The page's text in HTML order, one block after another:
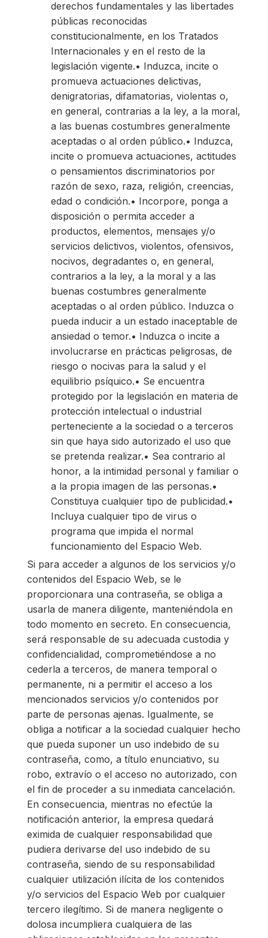
derechos fundamentales y las libertades
públicas reconocidas
constitucionalmente, en los Tratados
Internacionales y en el resto de la
legislación vigente.• Induzca, incite o
promueva actuaciones delictivas,
denigratorias, difamatorias, violentas o,
en general, contrarias a la ley, a la moral,
a las buenas costumbres generalmente
aceptadas o al orden público.• Induzca,
incite o promueva actuaciones, actitudes
o pensamientos discriminatorios por
razón de sexo, raza, religión, creencias,
edad o condición.• Incorpore, ponga a
disposición o permita acceder a
productos, elementos, mensajes y/o
servicios delictivos, violentos, ofensivos,
nocivos, degradantes o, en general,
contrarios a la ley, a la moral y a las
buenas costumbres generalmente
aceptadas o al orden público. Induzca o
pueda inducir a un estado inaceptable de
ansiedad o temor.• Induzca o incite a
involucrarse en prácticas peligrosas, de
riesgo o nocivas para la salud y el
equilibrio psíquico.• Se encuentra
protegido por la legislación en materia de
protección intelectual o industrial
perteneciente a la sociedad o a terceros
sin que haya sido autorizado el uso que
se pretenda realizar.• Sea contrario al
honor, a la intimidad personal y familiar o
a la propia imagen de las personas.•
Constituya cualquier tipo de publicidad.•
Incluya cualquier tipo de virus o
programa que impida el normal
funcionamiento del Espacio Web.
Si para acceder a algunos de los servicios y/o
contenidos del Espacio Web, se le
proporcionara una contraseña, se obliga a
usarla de manera diligente, manteniéndola en
todo momento en secreto. En consecuencia,
será responsable de su adecuada custodia y
confidencialidad, comprometiéndose a no
cederla a terceros, de manera temporal o
permanente, ni a permitir el acceso a los
mencionados servicios y/o contenidos por
parte de personas ajenas. Igualmente, se
obliga a notificar a la sociedad cualquier hecho
que pueda suponer un uso indebido de su
contraseña, como, a título enunciativo, su
robo, extravío o el acceso no autorizado, con
el fin de proceder a su inmediata cancelación.
En consecuencia, mientras no efectúe la
notificación anterior, la empresa quedará
eximida de cualquier responsabilidad que
pudiera derivarse del uso indebido de su
contraseña, siendo de su responsabilidad
cualquier utilización ilícita de los contenidos
y/o servicios del Espacio Web por cualquier
tercero ilegítimo. Si de manera negligente o
dolosa incumpliera cualquiera de las